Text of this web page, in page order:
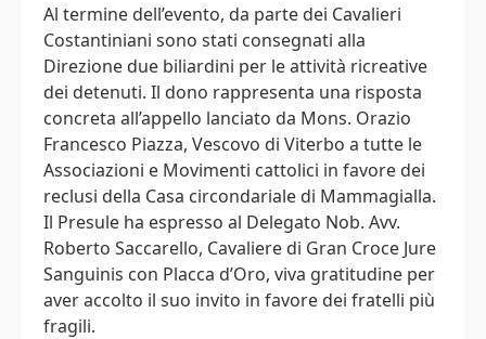
Al termine dell’evento, da parte dei Cavalieri
Costantiniani sono stati consegnati alla
Direzione due biliardini per le attività ricreative
dei detenuti. Il dono rappresenta una risposta
concreta all’appello lanciato da Mons. Orazio
Francesco Piazza, Vescovo di Viterbo a tutte le
Associazioni e Movimenti cattolici in favore dei
reclusi della Casa circondariale di Mammagialla.
Il Presule ha espresso al Delegato Nob. Avv.
Roberto Saccarello, Cavaliere di Gran Croce Jure
Sanguinis con Placca d’Oro, viva gratitudine per
aver accolto il suo invito in favore dei fratelli più
fragili.